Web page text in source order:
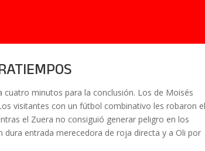
minutos para la conclusión. Los de Moisés
visitantes con un fútbol combinativo les robaron
el Zuera no consiguió generar peligro en los
dura entrada merecedora de roja directa y a Oli por